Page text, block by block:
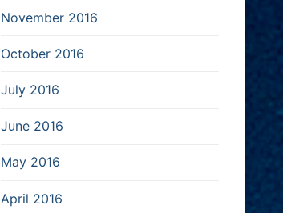
November 2016
October 2016
July 2016
June 2016
May 2016
April 2016